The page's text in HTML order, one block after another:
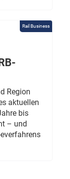
Rail Business
Region
aktuellen
bis
– und